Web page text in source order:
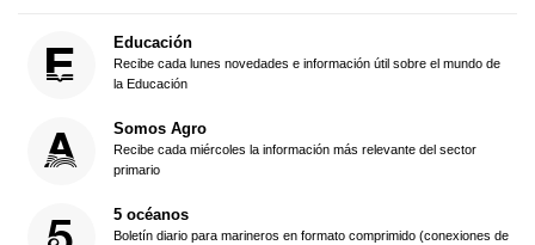
Educación
Recibe cada lunes novedades e información útil sobre el mundo de
la Educación
Somos Agro
Recibe cada miércoles la información más relevante del sector
primario
5 océanos
Boletín diario para marineros en formato comprimido (conexiones de